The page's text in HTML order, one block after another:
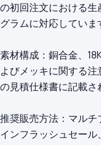
の初回注文における
グラムに対応していま
素材構成：銅合金、
よびメッキに関する
の見積仕様書に記載さ
推奨販売方法：マル
インフラッシュセー